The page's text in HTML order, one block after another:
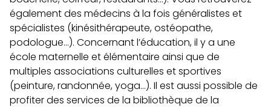
également des médecins à la fois généralistes et
spécialistes (kinésithérapeute, ostéopathe,
podologue…). Concernant l’éducation, il y a une
école maternelle et élémentaire ainsi que de
multiples associations culturelles et sportives
(peinture, randonnée, yoga…). Il est aussi possible de
profiter des services de la bibliothèque de la